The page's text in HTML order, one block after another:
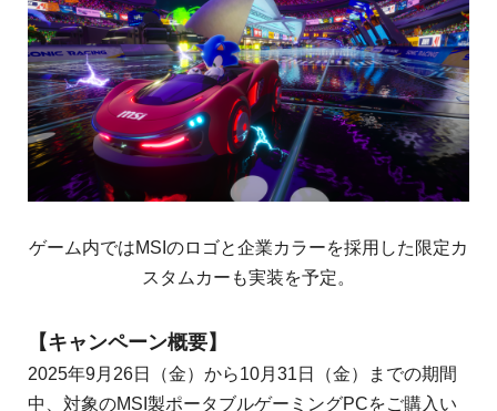
ゲーム内ではMSIのロゴと企業カラーを採用した限定カ
スタムカーも実装を予定。
【キャンペーン概要】
2025年9月26日（金）から10月31日（金）までの期間
中、対象のMSI製ポータブルゲーミングPCをご購入い